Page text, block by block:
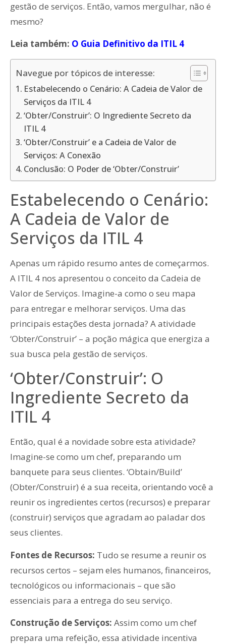
gestão de serviços. Então, vamos mergulhar, não é
mesmo?
Leia também: O Guia Definitivo da ITIL 4
Navegue por tópicos de interesse:
Estabelecendo o Cenário: A Cadeia de Valor de
Serviços da ITIL 4
‘Obter/Construir’: O Ingrediente Secreto da
ITIL 4
‘Obter/Construir’ e a Cadeia de Valor de
Serviços: A Conexão
Conclusão: O Poder de ‘Obter/Construir’
Estabelecendo o Cenário:
A Cadeia de Valor de
Serviços da ITIL 4
Apenas um rápido resumo antes de começarmos.
A ITIL 4 nos apresentou o conceito da Cadeia de
Valor de Serviços. Imagine-a como o seu mapa
para entregar e melhorar serviços. Uma das
principais estações desta jornada? A atividade
‘Obter/Construir’ – a poção mágica que energiza a
sua busca pela gestão de serviços.
‘Obter/Construir’: O
Ingrediente Secreto da
ITIL 4
Então, qual é a novidade sobre esta atividade?
Imagine-se como um chef, preparando um
banquete para seus clientes. ‘Obtain/Build’
(Obter/Construir) é a sua receita, orientando você a
reunir os ingredientes certos (recursos) e preparar
(construir) serviços que agradam ao paladar dos
seus clientes.
Fontes de Recursos: Tudo se resume a reunir os
recursos certos – sejam eles humanos, financeiros,
tecnológicos ou informacionais – que são
essenciais para a entrega do seu serviço.
Construção de Serviços: Assim como um chef
prepara uma refeição, essa atividade incentiva